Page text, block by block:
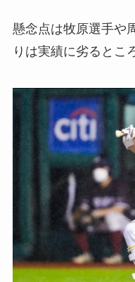
懸念点は牧原選手や
りは実績に劣るとこ